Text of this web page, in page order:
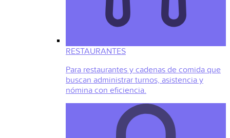
RESTAURANTES
Para restaurantes y cadenas de comida que
buscan administrar turnos, asistencia y
nómina con eficiencia.